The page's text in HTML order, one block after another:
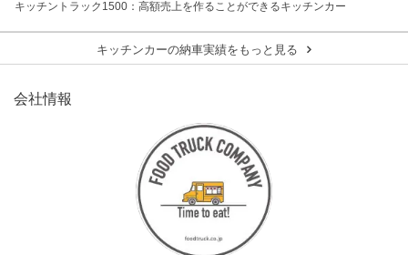
キッチントラック1500：高額売上を作ることができるキッチンカー
キッチンカーの納車実績をもっと見る
会社情報